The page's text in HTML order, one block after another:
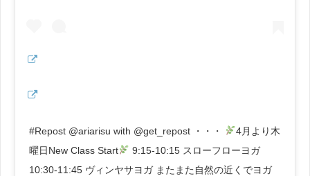
#Repost @ariarisu with @get_repost ・・・
4月より木
曜日New Class Start
9:15-10:15 スローフローヨガ
10:30-11:45 ヴィンヤサヨガ またまた自然の近くでヨガ